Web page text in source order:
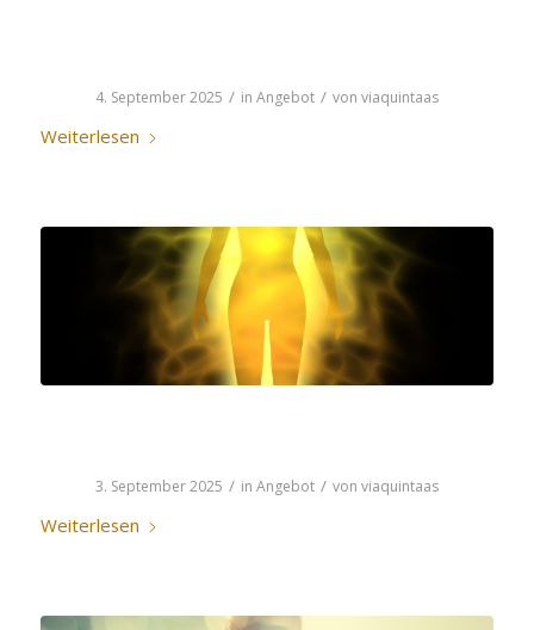
4. September 2025 / in Angebot / von viaquintaas
Weiterlesen
3. September 2025 / in Angebot / von viaquintaas
Weiterlesen